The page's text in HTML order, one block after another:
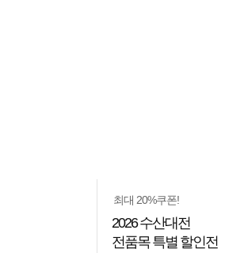
최대 20%쿠폰!
2026 수산대전
전품목 특별 할인전